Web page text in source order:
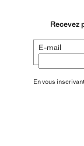
Recevez
E-mail
En vous